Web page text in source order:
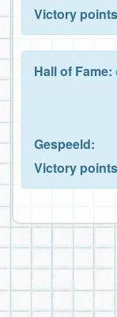
Victory
Hall of Fame:
Gespeeld:
Victory